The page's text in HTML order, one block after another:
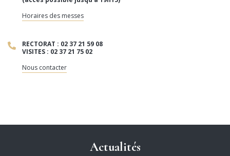
Horaires des messes
RECTORAT : 02 37 21 59 08
VISITES : 02 37 21 75 02
Nous contacter
Actualités